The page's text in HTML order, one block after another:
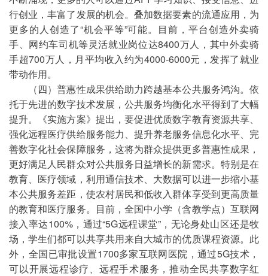
行创业，丰富了发展的机会。叠加数据要素的流通应用，为
更多的人创造了“机会平等”可能。目前，平台创造外卖骑
手、网约车司机等灵活就业岗位达8400万人，其中外卖骑
手超700万人，月平均收入约为4000-6000元，发挥了就业
带动作用。
（四）普惠性成果供给助力跨越基本公共服务鸿沟。依
托于先进的数字技术发展，公共服务均衡化水平得到了大幅
提升。《实施方案》提出，要促进优质数字教育资源共享、
强化远程医疗供给服务能力、提升养老服务信息化水平、完
善数字化社会保障服务，这将为群众提供更多普惠性成果，
更好满足人民群众对公共服务日益增长的新需求。特别是在
教育、医疗领域，利用通信技术、大数据可以进一步缩小基
本公共服务差距，使农村居民和低收入群体享受到更高质量
的教育和医疗服务。目前，全国中小学（含教学点）互联网
接入率达100%，通过“5G远程课堂”，无论身处山区还是牧
场，学生们都可以共享共用来自大城市的优质课程资源。此
外，全国已审批设置1700多家互联网医院，通过5G技术，
可以开展远程诊疗、远程手术服务，推动全民共享数字红